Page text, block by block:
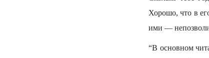
Хорошо, что в
ими —
“В основном